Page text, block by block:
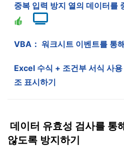
중복 입력 방지 열의 데이터를
VBA： 워크시트 이벤트를 통
Excel 수식 + 조건부 서식 사
조 표시하기
데이터 유효성 검사를 통
않도록 방지하기